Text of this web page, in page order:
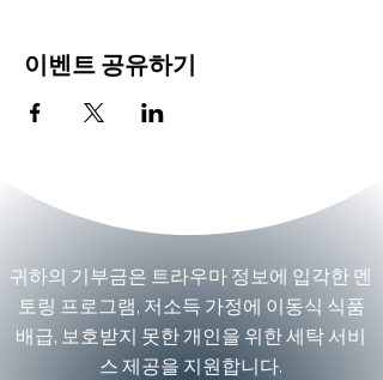
이벤트 공유하기
귀하의 기부금은 트라우마 정보에 입각한 멘
토링 프로그램, 저소득 가정에 이동식 식품
배급, 보호받지 못한 개인을 위한 세탁 서비
스 제공을 지원합니다.